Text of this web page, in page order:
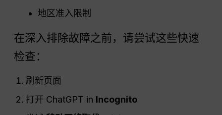
地区准入限制
在深入排除故障之前，请尝试这些快速
检查：
刷新页面
打开 ChatGPT in Incognito